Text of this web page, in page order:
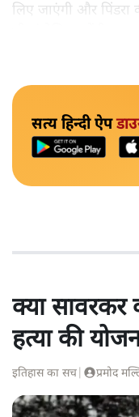
लिए जाएंगी और
सत्य हिन्दी ऐप
क्या सावरकर
हत्या की
इतिहास का सच प्रमोद